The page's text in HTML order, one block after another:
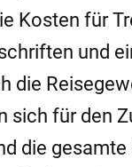
Kosten für
und
die
sich für den
die